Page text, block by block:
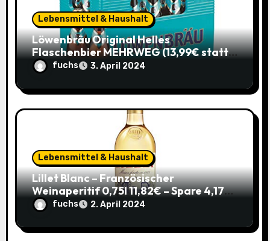
i
o
n
Lebensmittel & Haushalt
Löwenbräu Original Helles
Flaschenbier MEHRWEG (13,99€ statt
17,49€) – Ein typisches Münchner
Original zum Sparpreis
fuchs 3. April 2024
Lebensmittel & Haushalt
Lillet Blanc – Französischer
Weinaperitif 0,75l 11,82€ – Spare 4,17€
im Sparabo
fuchs 2. April 2024